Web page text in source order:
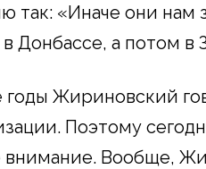
так: «Иначе они нам
Донбассе, а потом в
годы Жириновский
Поэтому
внимание. Вообще,